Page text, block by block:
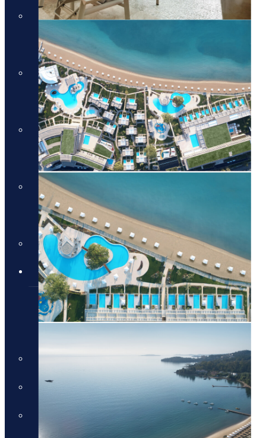
מלונות יוקרה בסיישל
מלונות יוקרה בסיישל
מלונות יוקרה בדובאי
מלונות יוקרה בדובאי
מלונות יוקרה באיטליה
מלונות יוקרה באיטליה
מלונות יוקרה בלונדון
Domes Resorts
טיולים מאורגנים
טיולים מאורגנים
טיולים מאורגנים
טיולי תמריץ
שייט יוקרתי על נהר הריין
התענוגות של רומא וטוסקנה עם